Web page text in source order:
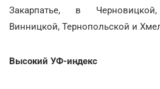
Закарпатье, в
Винницкой, Тернопольской и
Высокий УФ-индекс